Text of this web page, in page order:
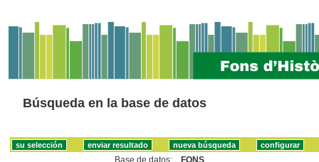
Búsqueda en la base de datos
Base de datos:
FONS